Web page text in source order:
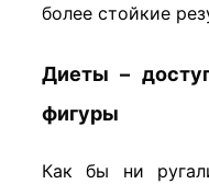
более стойкие
Диеты –
фигуры
Как бы ни